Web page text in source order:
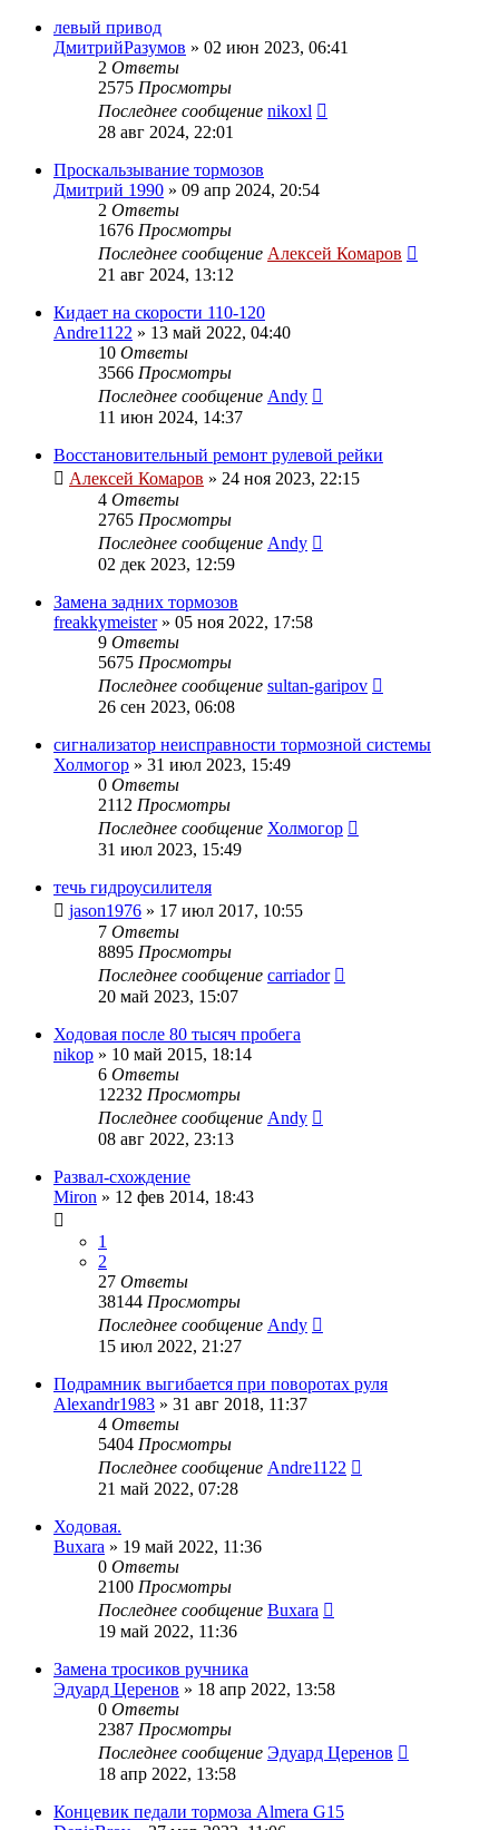
левый привод
ДмитрийРазумов » 02 июн 2023, 06:41
2 Ответы
2575 Просмотры
Последнее сообщение nikoxl
28 авг 2024, 22:01
Проскальзывание тормозов
Дмитрий 1990 » 09 апр 2024, 20:54
2 Ответы
1676 Просмотры
Последнее сообщение Алексей Комаров
21 авг 2024, 13:12
Кидает на скорости 110-120
Andre1122 » 13 май 2022, 04:40
10 Ответы
3566 Просмотры
Последнее сообщение Andy
11 июн 2024, 14:37
Восстановительный ремонт рулевой рейки
Алексей Комаров » 24 ноя 2023, 22:15
4 Ответы
2765 Просмотры
Последнее сообщение Andy
02 дек 2023, 12:59
Замена задних тормозов
freakkymeister» 05 ноя 2022, 17:58
9 Ответы
5675 Просмотры
Последнее сообщение sultan-garipov
26 сен 2023, 06:08
сигнализатор неисправности тормозной системы
Холмогор » 31 июл 2023, 15:49
0 Ответы
2112 Просмотры
Последнее сообщение Холмогор
31 июл 2023, 15:49
течь гидроусилителя
jason1976 » 17 июл 2017, 10:55
7 Ответы
8895 Просмотры
Последнее сообщение carriador
20 май 2023, 15:07
Ходовая после 80 тысяч пробега
nikop » 10 май 2015, 18:14
6 Ответы
12232 Просмотры
Последнее сообщение Andy
08 авг 2022, 23:13
Развал-схождение
Miron » 12 фев 2014, 18:43
1
2
27 Ответы
38144 Просмотры
Последнее сообщение Andy
15 июл 2022, 21:27
Подрамник выгибается при поворотах руля
Alexandr1983 » 31 авг 2018, 11:37
4 Ответы
5404 Просмотры
Последнее сообщение Andre1122
21 май 2022, 07:28
Ходовая.
Buxara » 19 май 2022, 11:36
0 Ответы
2100 Просмотры
Последнее сообщение Buxara
19 май 2022, 11:36
Замена тросиков ручника
Эдуард Церенов » 18 апр 2022, 13:58
0 Ответы
2387 Просмотры
Последнее сообщение Эдуард Церенов
18 апр 2022, 13:58
Концевик педали тормоза Almera G15